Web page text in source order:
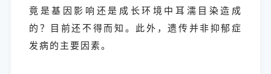
竟是基因影响还是成长环境中耳濡目染造成
的？目前还不得而知。此外，遗传并非抑郁症
发病的主要因素。